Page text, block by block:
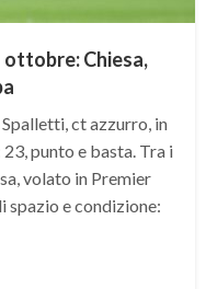
ottobre: Chiesa,
ct azzurro, in
punto e basta. Tra i
volato in Premier
spazio e condizione: